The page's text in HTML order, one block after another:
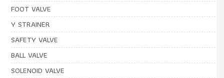
FOOT VALVE
Y STRAINER
SAFETY VALVE
BALL VALVE
SOLENOID VALVE